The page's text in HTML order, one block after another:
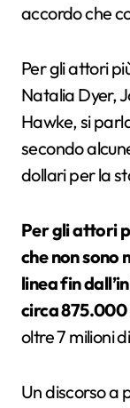
accordo che
Per gli attori
Natalia Dyer,
Hawke, si
secondo
dollari per la
Per gli attori
che non sono
linea fin
circa
oltre 7 milioni
Un discorso a